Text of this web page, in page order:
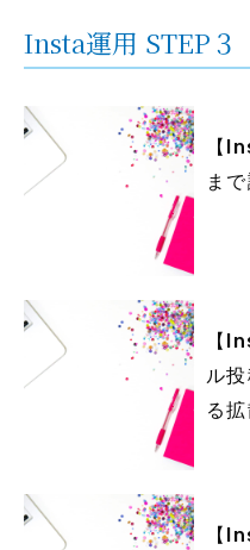
Insta運用 STEP３
【
ま
【
ル
る
【